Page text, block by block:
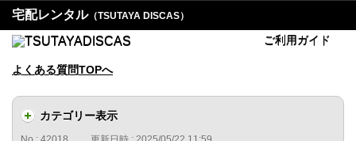
宅配レンタル（TSUTAYA DISCAS）
ご利用ガイド
よくある質問TOPへ
カテゴリー表示